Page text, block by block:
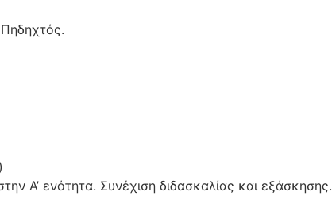
Α’ ενότητα. Συνέχιση διδασκαλίας και εξάσκησης.